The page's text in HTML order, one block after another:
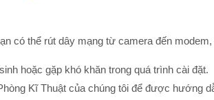
có thể rút dây mạng từ camera đến
hoặc gặp khó khăn trong quá trình cài đặt.
Kĩ Thuật của chúng tôi để được hướng